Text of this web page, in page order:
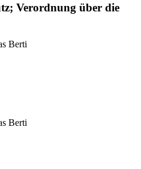
Verordnung über die
Berti
Berti